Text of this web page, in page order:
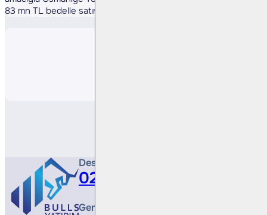
83 mn TL bedelle satın aldığını açıkladı. (Kaynak: KAP)
Destek Hattı
0212 410 0500
Genel Müdürlük